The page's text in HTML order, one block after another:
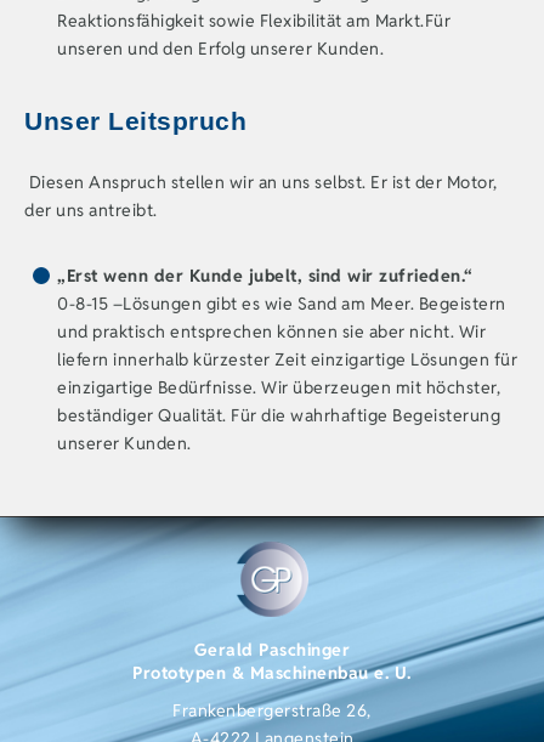
Reaktionsfähigkeit sowie Flexibilität am Markt.Für
unseren und den Erfolg unserer Kunden.
Unser Leitspruch
Diesen Anspruch stellen wir an uns selbst. Er ist der Motor,
der uns antreibt.
„Erst wenn der Kunde jubelt, sind wir zufrieden.“
0-8-15 –Lösungen gibt es wie Sand am Meer. Begeistern
und praktisch entsprechen können sie aber nicht. Wir
liefern innerhalb kürzester Zeit einzigartige Lösungen für
einzigartige Bedürfnisse. Wir überzeugen mit höchster,
beständiger Qualität. Für die wahrhaftige Begeisterung
unserer Kunden.
Gerald Paschinger
Prototypen & Maschinenbau e. U.
Frankenbergerstraße 26,